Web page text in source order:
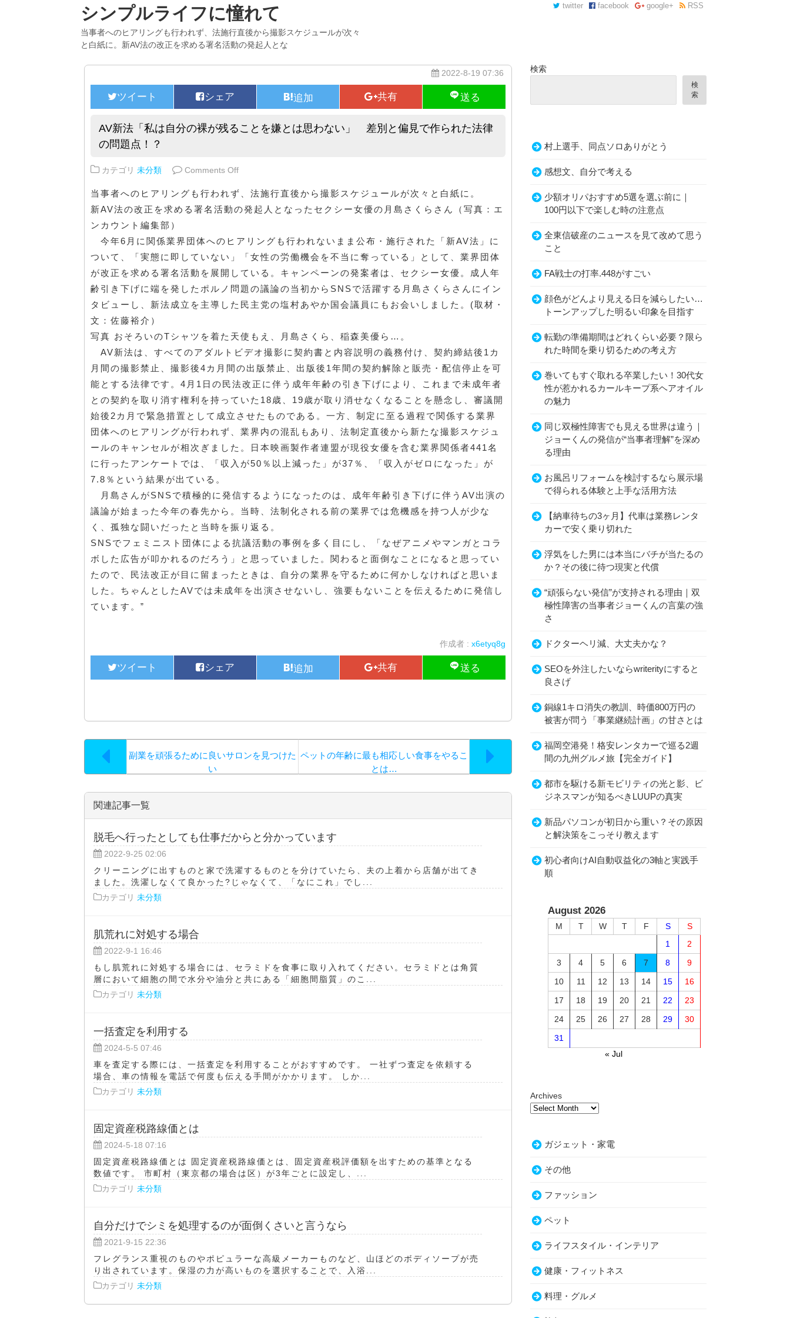
シンプルライフに憧れて
当事者へのヒアリングも行われず、法施行直後から撮影スケジュールが次々
と白紙に。新AV法の改正を求める署名活動の発起人とな
twitter facebook google+ RSS
2022-8-19 07:36
AV新法「私は自分の裸が残ることを嫌とは思わない」 差別と偏見で作られた法律
の問題点！？
カテゴリ 未分類 Comments Offon AV新法「私は自分の裸が残ることを嫌とは思わない」 差別と偏見で作られた法律の問題点！？
当事者へのヒアリングも行われず、法施行直後から撮影スケジュールが次々と白紙に。
新AV法の改正を求める署名活動の発起人となったセクシー女優の月島さくらさん（写真：エ
ンカウント編集部）
今年6月に関係業界団体へのヒアリングも行われないまま公布・施行された「新AV法」に
ついて、「実態に即していない」「女性の労働機会を不当に奪っている」として、業界団体
が改正を求める署名活動を展開している。キャンペーンの発案者は、セクシー女優。成人年
齢引き下げに端を発したポルノ問題の議論の当初からSNSで活躍する月島さくらさんにイン
タビューし、新法成立を主導した民主党の塩村あやか国会議員にもお会いしました。(取材・
文：佐藤裕介）
写真 おそろいのTシャツを着た天使もえ、月島さくら、稲森美優ら…。
AV新法は、すべてのアダルトビデオ撮影に契約書と内容説明の義務付け、契約締結後1カ
月間の撮影禁止、撮影後4カ月間の出版禁止、出版後1年間の契約解除と販売・配信停止を可
能とする法律です。4月1日の民法改正に伴う成年年齢の引き下げにより、これまで未成年者
との契約を取り消す権利を持っていた18歳、19歳が取り消せなくなることを懸念し、審議開
始後2カ月で緊急措置として成立させたものである。一方、制定に至る過程で関係する業界
団体へのヒアリングが行われず、業界内の混乱もあり、法制定直後から新たな撮影スケジュ
ールのキャンセルが相次ぎました。日本映画製作者連盟が現役女優を含む業界関係者441名
に行ったアンケートでは、「収入が50％以上減った」が37％、「収入がゼロになった」が
7.8％という結果が出ている。
月島さんがSNSで積極的に発信するようになったのは、成年年齢引き下げに伴うAV出演の
議論が始まった今年の春先から。当時、法制化される前の業界では危機感を持つ人が少な
く、孤独な闘いだったと当時を振り返る。
SNSでフェミニスト団体による抗議活動の事例を多く目にし、「なぜアニメやマンガとコラ
ボした広告が叩かれるのだろう」と思っていました。関わると面倒なことになると思ってい
たので、民法改正が目に留まったときは、自分の業界を守るために何かしなければと思いま
した。ちゃんとしたAVでは未成年を出演させないし、強要もないことを伝えるために発信し
ています。”
作成者 : x6etyq8g
副業を頑張るために良いサロンを見つけた
い
ペットの年齢に最も相応しい食事をやるこ
とは…
関連記事一覧
脱毛へ行ったとしても仕事だからと分かっています
2022-9-25 02:06
クリーニングに出すものと家で洗濯するものとを分けていたら、夫の上着から店舗が出てき
ました。洗濯しなくて良かった?じゃなくて、「なにこれ」でし...
カテゴリ 未分類
肌荒れに対処する場合
2022-9-1 16:46
もし肌荒れに対処する場合には、セラミドを食事に取り入れてください。セラミドとは角質
層において細胞の間で水分や油分と共にある「細胞間脂質」のこ...
カテゴリ 未分類
一括査定を利用する
2024-5-5 07:46
車を査定する際には、一括査定を利用することがおすすめです。 一社ずつ査定を依頼する
場合、車の情報を電話で何度も伝える手間がかかります。 しか...
カテゴリ 未分類
固定資産税路線価とは
2024-5-18 07:16
固定資産税路線価とは 固定資産税路線価とは、固定資産税評価額を出すための基準となる
数値です。 市町村（東京都の場合は区）が3年ごとに設定し、...
カテゴリ 未分類
自分だけでシミを処理するのが面倒くさいと言うなら
2021-9-15 22:36
フレグランス重視のものやポピュラーな高級メーカーものなど、山ほどのボディソープが売
り出されています。保湿の力が高いものを選択することで、入浴...
カテゴリ 未分類
検索
検
索
村上選手、同点ソロありがとう
感想文、自分で考える
少額オリパおすすめ5選を選ぶ前に｜
100円以下で楽しむ時の注意点
全東信破産のニュースを見て改めて思う
こと
FA戦士の打率.448がすごい
顔色がどんより見える日を減らしたい…
トーンアップした明るい印象を目指す
転勤の準備期間はどれくらい必要？限ら
れた時間を乗り切るための考え方
巻いてもすぐ取れる卒業したい！30代女
性が惹かれるカールキープ系ヘアオイル
の魅力
同じ双極性障害でも見える世界は違う｜
ジョーくんの発信が“当事者理解”を深め
る理由
お風呂リフォームを検討するなら展示場
で得られる体験と上手な活用方法
【納車待ちの3ヶ月】代車は業務レンタ
カーで安く乗り切れた
浮気をした男には本当にバチが当たるの
か？その後に待つ現実と代償
“頑張らない発信”が支持される理由｜双
極性障害の当事者ジョーくんの言葉の強
さ
ドクターヘリ減、大丈夫かな？
SEOを外注したいならwriterityにすると
良さげ
銅線1キロ消失の教訓、時価800万円の
被害が問う「事業継続計画」の甘さとは
福岡空港発！格安レンタカーで巡る2週
間の九州グルメ旅【完全ガイド】
都市を駆ける新モビリティの光と影、ビ
ジネスマンが知るべきLUUPの真実
新品パソコンが初日から重い？その原因
と解決策をこっそり教えます
初心者向けAI自動収益化の3軸と実践手
順
August 2026
M T W T F S
S
1
2
3
4 5 6 7 8
9
10
11 12 13 14 15
16
17
18 19 20 21 22
23
24
25 26 27 28 29
30
31
« Jul
Archives
ガジェット・家電
その他
ファッション
ペット
ライフスタイル・インテリア
健康・フィットネス
料理・グルメ